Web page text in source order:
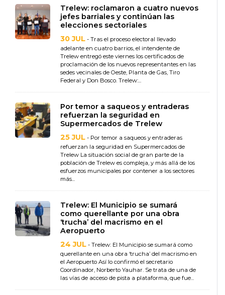
Trelew: roclamaron a cuatro nuevos
jefes barriales y continúan las
elecciones sectoriales
30 JUL - Tras el proceso electoral llevado
adelante en cuatro barrios, el intendente de
Trelew entregó este viernes los certificados de
proclamación de los nuevos representantes en las
sedes vecinales de Oeste, Planta de Gas, Tiro
Federal y Don Bosco. Trelew:...
Por temor a saqueos y entraderas
refuerzan la seguridad en
Supermercados de Trelew
25 JUL - Por temor a saqueos y entraderas
refuerzan la seguridad en Supermercados de
Trelew La situación social de gran parte de la
población de Trelew es compleja, y más allá de los
esfuerzos municipales por contener a los sectores
más...
Trelew: El Municipio se sumará
como querellante por una obra
‘trucha’ del macrismo en el
Aeropuerto
24 JUL - Trelew: El Municipio se sumará como
querellante en una obra ‘trucha’ del macrismo en
el Aeropuerto Así lo confirmó el secretario
Coordinador, Norberto Yauhar. Se trata de una de
las vías de acceso de pista a plataforma, que fue...